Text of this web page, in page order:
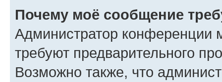
Почему моё сообщение
Администратор конференции
требуют предварительного
Возможно также, что